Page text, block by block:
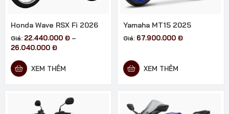
Honda Wave RSX Fi 2026
Giá: 22.440.000 Đ –
26.040.000 ĐKhoảng
từ
XEM THÊM
Yamaha MT15 2025
Giá: 67.900.000 Đ
XEM THÊM